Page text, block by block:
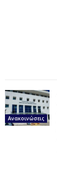
Ανακοινώσεις